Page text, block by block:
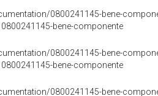
bene-componente
bene-componente